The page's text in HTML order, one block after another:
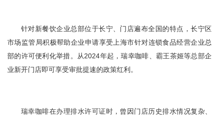
针对新餐饮企业总部位于长宁、门店遍布全国的特点，长宁区
市场监管局积极帮助企业申请享受上海市针对连锁食品经营企业总
部的许可便利化举措。从2024年起，瑞幸咖啡、霸王茶姬等总部企
业新开门店即可享受审批提速的政策红利。
瑞幸咖啡在办理排水许可证时，曾因门店历史排水情况复杂、